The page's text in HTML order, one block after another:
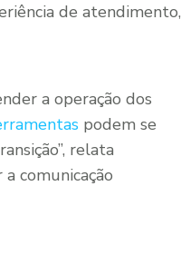
de atendimento,
a operação dos
podem se
relata
comunicação